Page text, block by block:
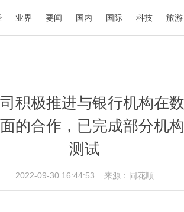
业界 要闻 国内 国际 科技 旅游
积极推进与银行机构在
的合作，已完成部分机
测试
2022-09-30 16:44:53 来源：同花顺